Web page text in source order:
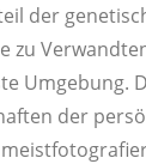
der
zu
Umge­bung.
der